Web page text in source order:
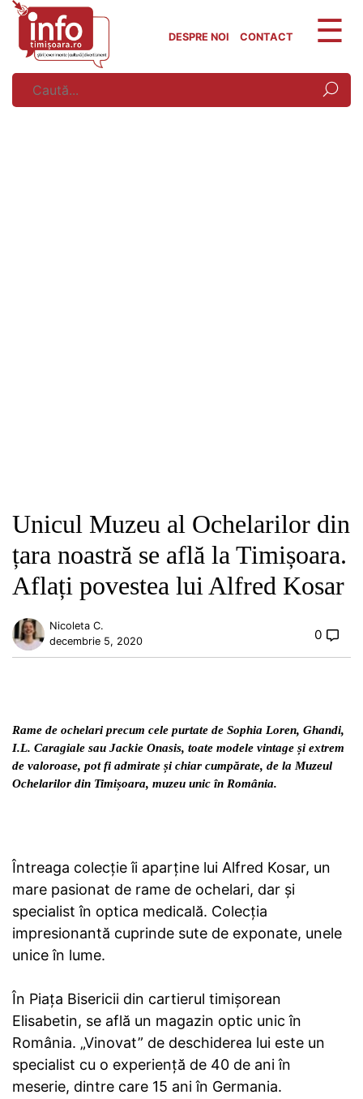
Skip
content
DESPRE NOI CONTACT
Unicul Muzeu al Ochelarilor din
țara noastră se află la Timișoara.
Aflați povestea lui Alfred Kosar
Nicoleta C.
decembrie 5, 2020
0
Rame de ochelari precum cele purtate de Sophia Loren, Ghandi,
I.L. Caragiale sau Jackie Onasis, toate modele vintage și extrem
de valoroase, pot fi admirate și chiar cumpărate, de la Muzeul
Ochelarilor din Timișoara, muzeu unic în România.
Întreaga colecție îi aparține lui Alfred Kosar, un
mare pasionat de rame de ochelari, dar și
specialist în optica medicală. Colecția
impresionantă cuprinde sute de exponate, unele
unice în lume.
În Piața Bisericii din cartierul timișorean
Elisabetin, se află un magazin optic unic în
România. „Vinovat” de deschiderea lui este un
specialist cu o experiență de 40 de ani în
meserie, dintre care 15 ani în Germania.